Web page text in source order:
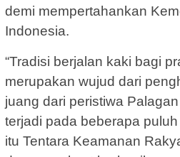
demi mempertahankan
Indonesia.
“Tradisi berjalan kaki bagi
merupakan wujud dari
juang dari peristiwa
terjadi pada beberapa
itu Tentara Keamanan